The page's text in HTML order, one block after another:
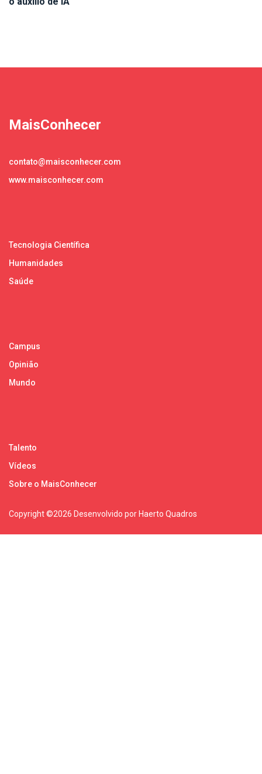
MaisConhecer
contato@maisconhecer.com
www.maisconhecer.com
Tecnologia Científica
Humanidades
Saúde
Campus
Opinião
Mundo
Talento
Vídeos
Sobre o MaisConhecer
Copyright ©2026 Desenvolvido por Haerto Quadros